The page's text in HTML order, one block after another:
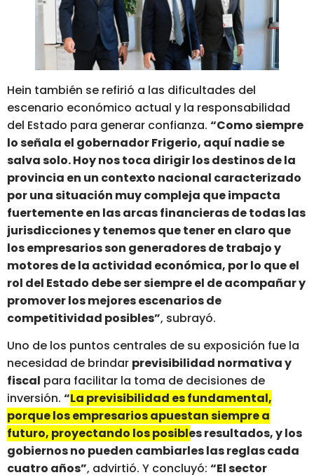
Hein también se refirió a las dificultades del
escenario económico actual y la responsabilidad
del Estado para generar confianza. “Como siempre
lo señala el gobernador Frigerio, aquí nadie se
salva solo. Hoy nos toca dirigir los destinos de la
provincia en un contexto nacional caracterizado
por una situación muy compleja que impacta
fuertemente en las arcas financieras de todas las
jurisdicciones y tenemos que tener en claro que
los empresarios son generadores de trabajo y
motores de la actividad económica, por lo que el
rol del Estado debe ser siempre el de acompañar y
promover los mejores escenarios de
competitividad posibles”, subrayó.
Uno de los puntos centrales de su exposición fue la
necesidad de brindar previsibilidad normativa y
fiscal para facilitar la toma de decisiones de
inversión. “La previsibilidad es fundamental,
porque los empresarios apuestan siempre a
futuro, proyectando los posibles resultados, y los
gobiernos no pueden cambiarles las reglas cada
cuatro años”, advirtió. Y concluyó: “El sector